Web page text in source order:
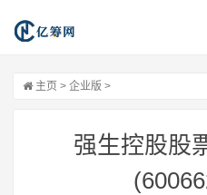
主页 > 企业版 >
强生控股股